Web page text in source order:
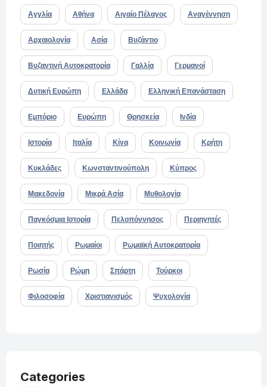
Αγγλία Αθήνα Αιγαίο Πέλαγος Αναγέννηση
Αρχαιολογία Ασία Βυζάντιο
Βυζαντινή Αυτοκρατορία Γαλλία Γερμανοί
Δυτική Ευρώπη Ελλάδα Ελληνική Επανάσταση
Εμπόριο Ευρώπη Θρησκεία Ινδία
Ιστορία Ιταλία Κίνα Κοινωνία Κρήτη
Κυκλάδες Κωνσταντινούπολη Κύπρος
Μακεδονία Μικρά Ασία Μυθολογία
Παγκόσμια Ιστορία Πελοπόννησος Περιηγητές
Ποιητής Ρωμαίοι Ρωμαϊκή Αυτοκρατορία
Ρωσία Ρώμη Σπάρτη Τούρκοι
Φιλοσοφία Χριστιανισμός Ψυχολογία
Categories